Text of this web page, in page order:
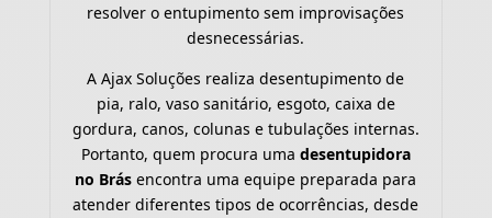
resolver o entupimento sem improvisações
desnecessárias.
A Ajax Soluções realiza desentupimento de
pia, ralo, vaso sanitário, esgoto, caixa de
gordura, canos, colunas e tubulações internas.
Portanto, quem procura uma desentupidora
no Brás encontra uma equipe preparada para
atender diferentes tipos de ocorrências, desde